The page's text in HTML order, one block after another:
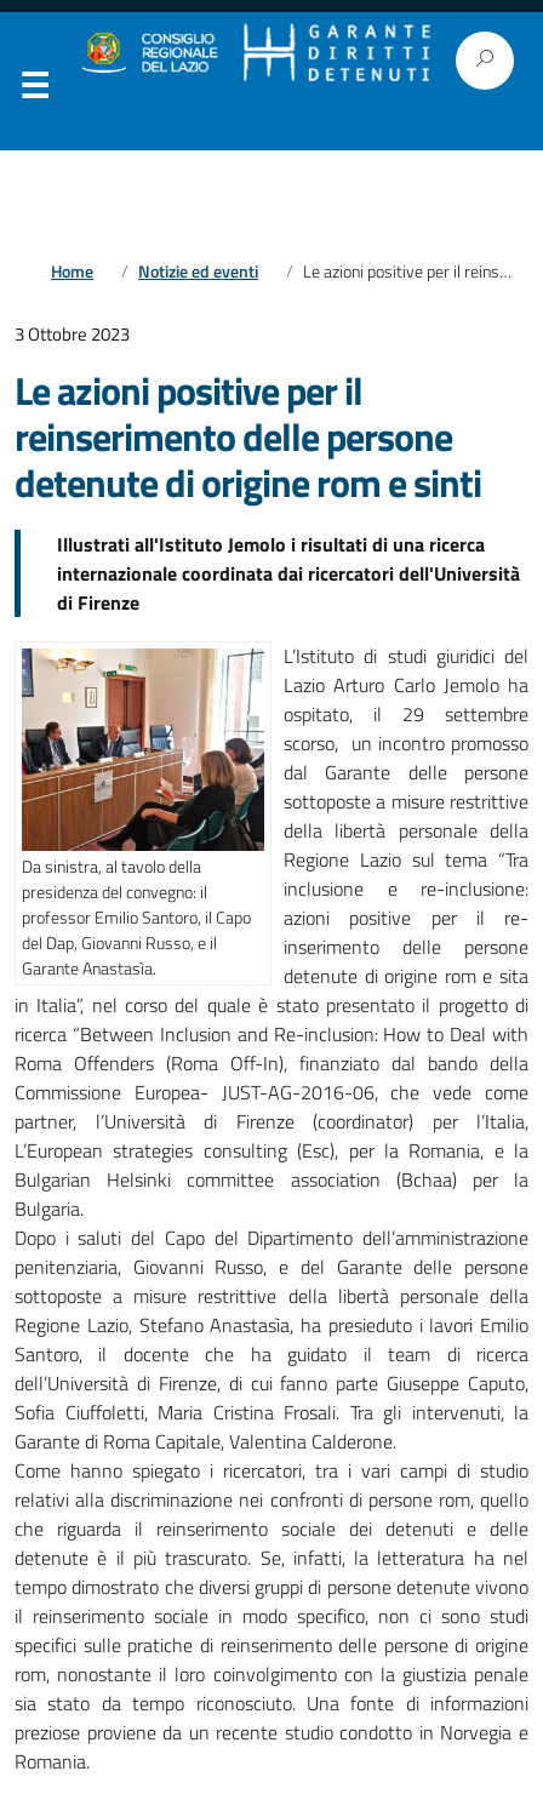
Home Notizie ed eventi Le azioni positive per il reinserimento delle persone detenute di origine rom e sinti
3 Ottobre 2023
Le azioni positive per il
reinserimento delle persone
detenute di origine rom e sinti
Illustrati all'Istituto Jemolo i risultati di una ricerca
internazionale coordinata dai ricercatori dell'Università
di Firenze
Da sinistra, al tavolo della
presidenza del convegno: il
professor Emilio Santoro, il Capo
del Dap, Giovanni Russo, e il
Garante Anastasìa.
L’Istituto di studi giuridici del
Lazio Arturo Carlo Jemolo ha
ospitato, il 29 settembre
scorso, un incontro promosso
dal Garante delle persone
sottoposte a misure restrittive
della libertà personale della
Regione Lazio sul tema “Tra
inclusione e re-inclusione:
azioni positive per il re-
inserimento delle persone
detenute di origine rom e sita
in Italia”, nel corso del quale è stato presentato il progetto di
ricerca “Between Inclusion and Re-inclusion: How to Deal with
Roma Offenders (Roma Off-In), finanziato dal bando della
Commissione Europea- JUST-AG-2016-06, che vede come
partner, l’Università di Firenze (coordinator) per l’Italia,
L’European strategies consulting (Esc), per la Romania, e la
Bulgarian Helsinki committee association (Bchaa) per la
Bulgaria.
Dopo i saluti del Capo del Dipartimento dell’amministrazione
penitenziaria, Giovanni Russo, e del Garante delle persone
sottoposte a misure restrittive della libertà personale della
Regione Lazio, Stefano Anastasìa, ha presieduto i lavori Emilio
Santoro, il docente che ha guidato il team di ricerca
dell’Università di Firenze, di cui fanno parte Giuseppe Caputo,
Sofia Ciuffoletti, Maria Cristina Frosali. Tra gli intervenuti, la
Garante di Roma Capitale, Valentina Calderone.
Come hanno spiegato i ricercatori, tra i vari campi di studio
relativi alla discriminazione nei confronti di persone rom, quello
che riguarda il reinserimento sociale dei detenuti e delle
detenute è il più trascurato. Se, infatti, la letteratura ha nel
tempo dimostrato che diversi gruppi di persone detenute vivono
il reinserimento sociale in modo specifico, non ci sono studi
specifici sulle pratiche di reinserimento delle persone di origine
rom, nonostante il loro coinvolgimento con la giustizia penale
sia stato da tempo riconosciuto. Una fonte di informazioni
preziose proviene da un recente studio condotto in Norvegia e
Romania.